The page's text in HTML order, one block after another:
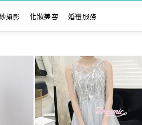
攝影 化妝美容 婚禮服務